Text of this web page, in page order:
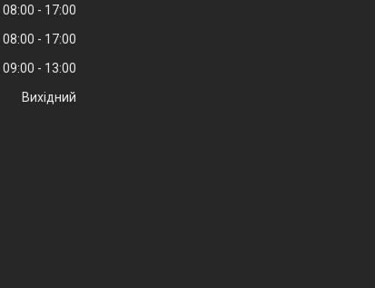
08:00
17:00
08:00
17:00
09:00
13:00
Вихідний